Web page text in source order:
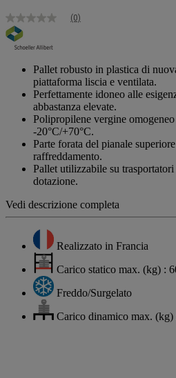
Nessuna
valutazione
Stesso
pagina.
(0)
Pallet robusto in plastica di
piattaforma liscia e ventilata.
Perfettamente idoneo alle
abbastanza elevate.
Polipropilene vergine
-20°C/+70°C.
Parte forata del pianale
raffreddamento.
Pallet utilizzabile su
dotazione.
Vedi descrizione completa
Realizzato in Francia
Carico statico max. (kg) :
Freddo/Surgelato
Carico dinamico max. (kg)